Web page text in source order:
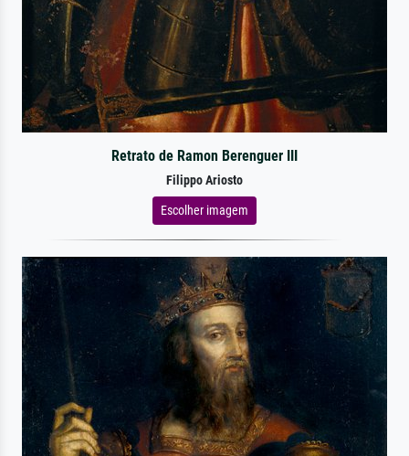
Retrato de Ramon Berenguer III
Filippo Ariosto
Escolher imagem